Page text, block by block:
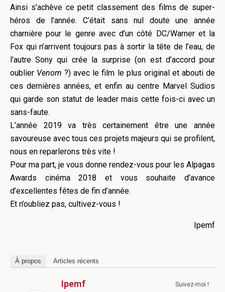
Ainsi s’achève ce petit classement des films de super-
héros de l’année. C’était sans nul doute une année
charnière pour le genre avec d’un côté DC/Warner et la
Fox qui n’arrivent toujours pas à sortir la tête de l’eau, de
l’autre Sony qui crée la surprise (on est d’accord pour
oublier Venom?) avec le film le plus original et abouti de
ces dernières années, et enfin au centre Marvel Sudios
qui garde son statut de leader mais cette fois-ci avec un
sans-faute.
L’année 2019 va très certainement être une année
savoureuse avec tous ces projets majeurs qui se profilent,
nous en reparlerons très vite !
Pour ma part, je vous donne rendez-vous pour les Alpagas
Awards cinéma 2018 et vous souhaite d’avance
d’excellentes fêtes de fin d’année.
Et n’oubliez pas, cultivez-vous !
Ipemf
À propos Articles récents
Suivez-moi !
Ipemf